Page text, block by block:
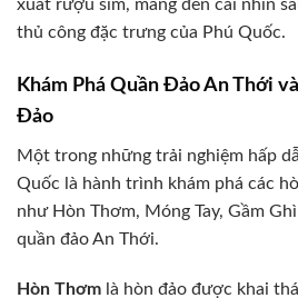
xuất rượu sim, mang đến cái nhìn
thủ công đặc trưng của Phú Quốc.
Khám Phá Quần Đảo An Thới
Đảo
Một trong những trải nghiệm hấp
Quốc là hành trình khám phá các
như Hòn Thơm, Móng Tay, Gầm
quần đảo An Thới.
Hòn Thơm là hòn đảo được khai